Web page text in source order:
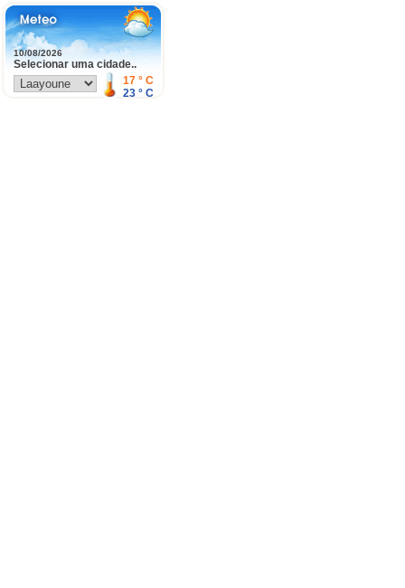
10/08/2026
Selecionar uma cidade..
17 ° C
23 ° C